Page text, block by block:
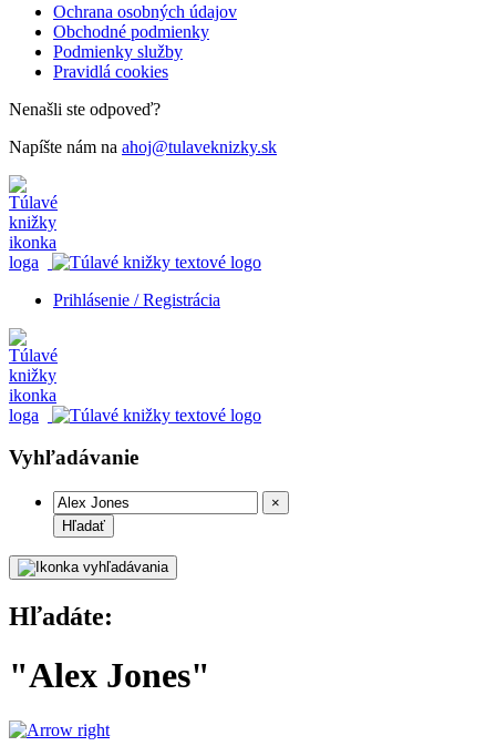
Ochrana osobných údajov
Obchodné podmienky
Podmienky služby
Pravidlá cookies
Nenašli ste odpoveď?
Napíšte nám na ahoj@tulaveknizky.sk
Prihlásenie / Registrácia
Vyhľadávanie
×
Hľadať
Hľadáte:
"Alex Jones"